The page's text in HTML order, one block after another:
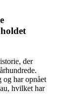
der
og har opnået
hvilket har